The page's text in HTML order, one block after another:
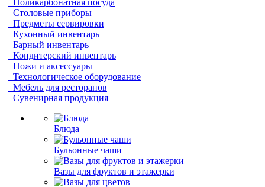
Поликарбонатная посуда
Столовые приборы
Предметы сервировки
Кухонный инвентарь
Барный инвентарь
Кондитерский инвентарь
Ножи и аксессуары
Технологическое оборудование
Мебель для ресторанов
Сувенирная продукция
Блюда
Бульонные чаши
Вазы для фруктов и этажерки